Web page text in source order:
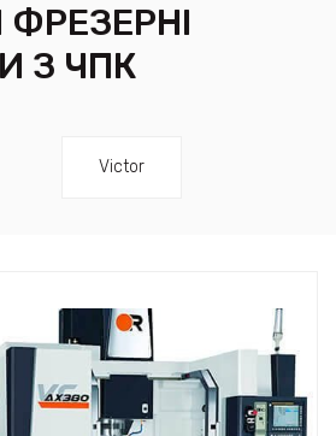
ФРЕЗЕРНІ
З ЧПК
Victor